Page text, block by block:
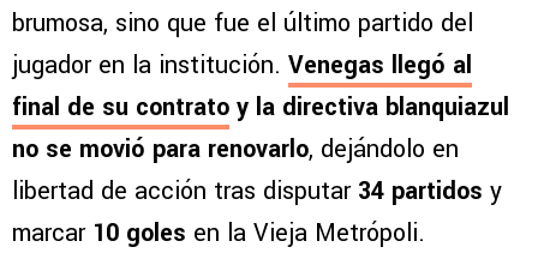
brumosa, sino que fue el último partido del
jugador en la institución. Venegas llegó al
final de su contrato y la directiva blanquiazul
no se movió para renovarlo, dejándolo en
libertad de acción tras disputar 34 partidos y
marcar10 goles en la Vieja Metrópoli.